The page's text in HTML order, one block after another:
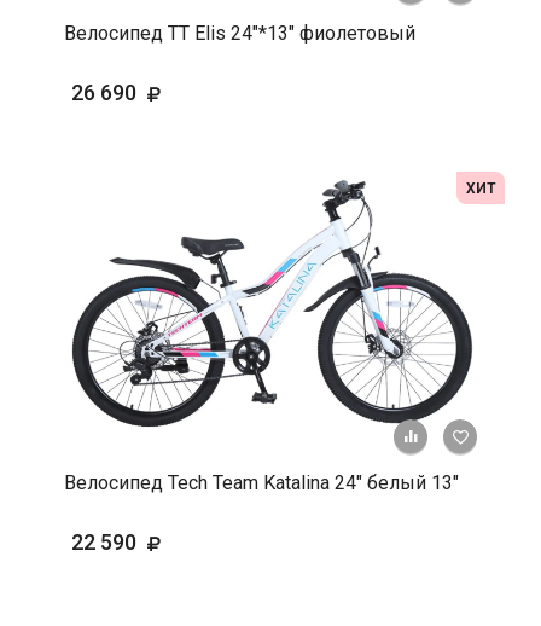
Велосипед TT Elis 24"*13" фиолетовый
26 690
ХИТ
+ К
Велосипед Tech Team Katalina 24" белый 13"
22 590